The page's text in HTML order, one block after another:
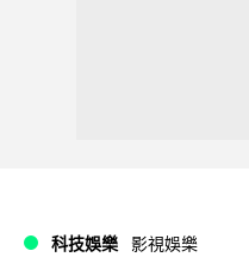
科技娛樂 影視娛樂